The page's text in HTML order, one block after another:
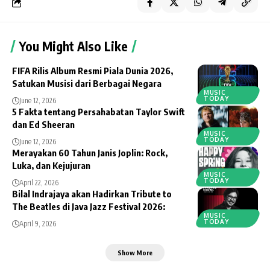
You Might Also Like
MUSIC
TODAY
FIFA Rilis Album Resmi Piala Dunia 2026,
Satukan Musisi dari Berbagai Negara
June 12, 2026
MUSIC
TODAY
5 Fakta tentang Persahabatan Taylor Swift
dan Ed Sheeran
June 12, 2026
MUSIC
TODAY
Merayakan 60 Tahun Janis Joplin: Rock,
Luka, dan Kejujuran
April 22, 2026
MUSIC
TODAY
Bilal Indrajaya akan Hadirkan Tribute to
The Beatles di Java Jazz Festival 2026:
April 9, 2026
Show More